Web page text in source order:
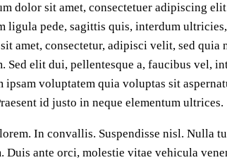
dolor sit amet, consectetuer adipiscing
ligula pede, sagittis quis, interdum
amet, consectetur, adipisci velit, sed
Sed elit dui, pellentesque a, faucibus vel,
ipsam voluptatem quia voluptas sit
id justo in neque elementum ultrices.
In convallis. Suspendisse nisl. Nulla
Duis ante orci, molestie vitae vehicula